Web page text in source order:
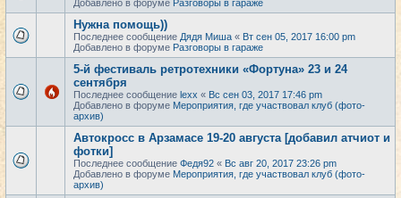
Добавлено в форуме Разговоры в гараже
Нужна помощь))
Последнее сообщение Дядя Миша « Вт сен 05, 2017 16:00 pm
Добавлено в форуме Разговоры в гараже
5-й фестиваль ретротехники «Фортуна» 23 и 24
сентября
Последнее сообщение lexx « Вс сен 03, 2017 17:46 pm
Добавлено в форуме Мероприятия, где участвовал клуб (фото-
архив)
Автокросс в Арзамасе 19-20 августа [добавил атчиот и
фотки]
Последнее сообщение Федя92 « Вс авг 20, 2017 23:26 pm
Добавлено в форуме Мероприятия, где участвовал клуб (фото-
архив)